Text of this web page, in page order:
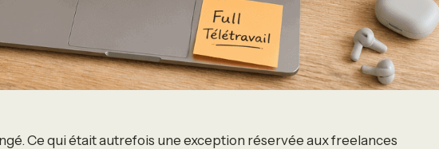
Ce qui était autrefois une exception réservée aux freelances